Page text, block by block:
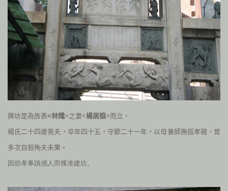
牌坊是為旌表<林熾>之妻<楊居娘>而立，
楊氏二十四歲喪夫，卒年四十五，守節二十一年，以母兼師撫孤孝親，曾
多次自殺殉夫未果。
因節孝事蹟感人而獲准建坊。